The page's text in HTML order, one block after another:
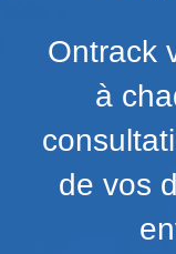
Ontrack
à
de vos